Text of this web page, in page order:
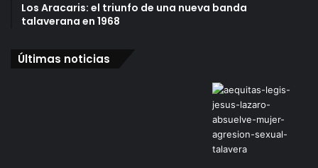
Los Aracaris: el triunfo de una nueva banda
talaverana en 1968
Últimas noticias